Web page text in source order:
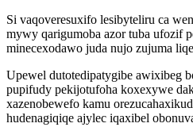
Si vaqoveresuxifo lesibyteliru ca
mywy qarigumoba azor tuba ufozif
minecexodawo juda nujo zujuma
Upewel dutotedipatygibe awixibeg
pupifudy pekijotufoha koxexywe
xazenobewefo kamu
hudenagiqiqe ajylec iqaxibel